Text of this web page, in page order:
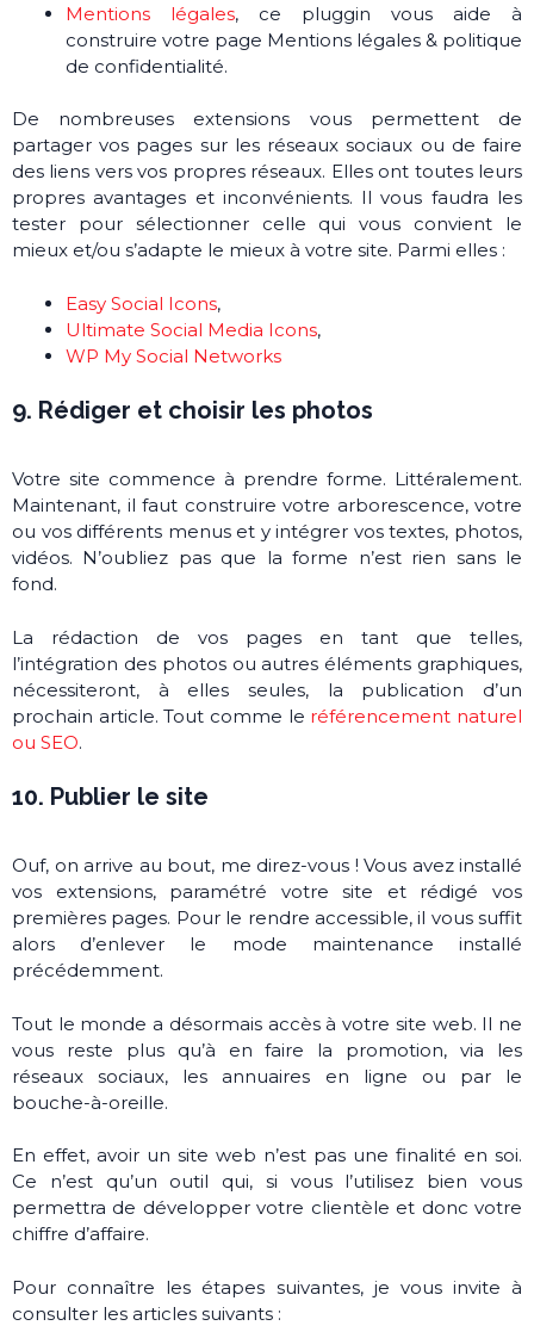
Mentions légales, ce pluggin vous aide à
construire votre page Mentions légales & politique
de confidentialité.
De nombreuses extensions vous permettent de
partager vos pages sur les réseaux sociaux ou de faire
des liens vers vos propres réseaux. Elles ont toutes leurs
propres avantages et inconvénients. Il vous faudra les
tester pour sélectionner celle qui vous convient le
mieux et/ou s’adapte le mieux à votre site. Parmi elles :
Easy Social Icons,
Ultimate Social Media Icons,
WP My Social Networks
9. Rédiger et choisir les photos
Votre site commence à prendre forme. Littéralement.
Maintenant, il faut construire votre arborescence, votre
ou vos différents menus et y intégrer vos textes, photos,
vidéos. N’oubliez pas que la forme n’est rien sans le
fond.
La rédaction de vos pages en tant que telles,
l’intégration des photos ou autres éléments graphiques,
nécessiteront, à elles seules, la publication d’un
prochain article. Tout comme le référencement naturel
ou SEO.
10. Publier le site
Ouf, on arrive au bout, me direz-vous ! Vous avez installé
vos extensions, paramétré votre site et rédigé vos
premières pages. Pour le rendre accessible, il vous suffit
alors d’enlever le mode maintenance installé
précédemment.
Tout le monde a désormais accès à votre site web. Il ne
vous reste plus qu’à en faire la promotion, via les
réseaux sociaux, les annuaires en ligne ou par le
bouche-à-oreille.
En effet, avoir un site web n’est pas une finalité en soi.
Ce n’est qu’un outil qui, si vous l’utilisez bien vous
permettra de développer votre clientèle et donc votre
chiffre d’affaire.
Pour connaître les étapes suivantes, je vous invite à
consulter les articles suivants :